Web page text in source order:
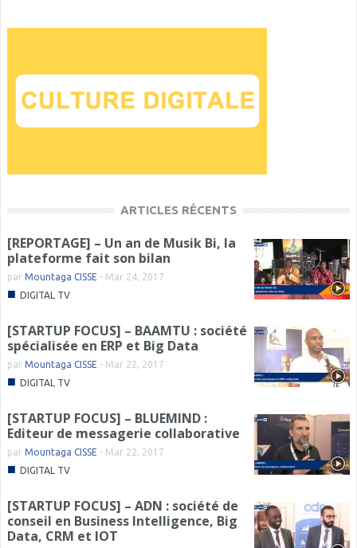
ARTICLES RÉCENTS
[REPORTAGE] – Un an de Musik Bi, la
plateforme fait son bilan
par Mountaga CISSE - Mar 24, 2017
■ DIGITAL TV
[STARTUP FOCUS] – BAAMTU : société
spécialisée en ERP et Big Data
par Mountaga CISSE - Mar 22, 2017
■ DIGITAL TV
[STARTUP FOCUS] – BLUEMIND :
Editeur de messagerie collaborative
par Mountaga CISSE - Mar 22, 2017
■ DIGITAL TV
[STARTUP FOCUS] – ADN : société de
conseil en Business Intelligence, Big
Data, CRM et IOT